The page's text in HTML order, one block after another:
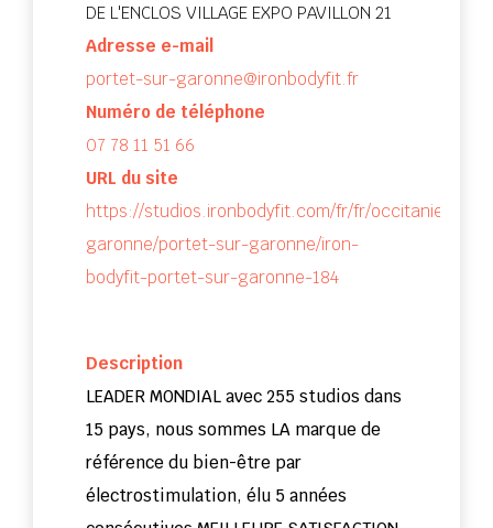
DE L'ENCLOS VILLAGE EXPO PAVILLON 21
Adresse e-mail
portet-sur-garonne@ironbodyfit.fr
Numéro de téléphone
07 78 11 51 66
URL du site
https://studios.ironbodyfit.com/fr/fr/occitanie/
garonne/portet-sur-garonne/iron-
bodyfit-portet-sur-garonne-184
Description
LEADER MONDIAL avec 255 studios dans
15 pays, nous sommes LA marque de
référence du bien-être par
électrostimulation, élu 5 années